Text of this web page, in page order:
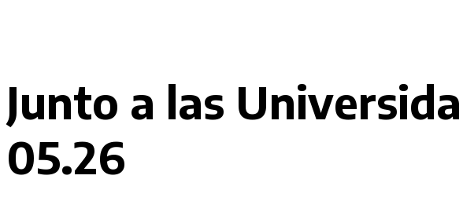
Junto a las
05.26